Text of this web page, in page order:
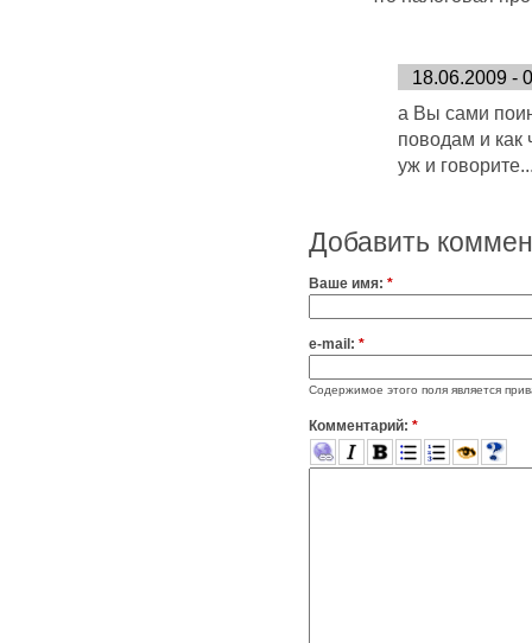
18.06.2009 -
а Вы сами
поводам и как
уж и
Добавить
Ваше имя: *
e-mail: *
Содержимое этого поля является
Комментарий: *